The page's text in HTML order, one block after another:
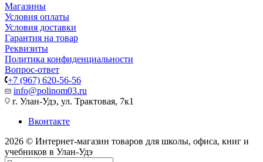
Магазины
Условия оплаты
Условия доставки
Гарантия на товар
Реквизиты
Политика конфиденциальности
Вопрос-ответ
+7 (967) 620-56-56
info@polinom03.ru
г. Улан-Удэ, ул. Трактовая, 7к1
Вконтакте
2026 © Интернет-магазин товаров для школы, офиса, книг и
учебников в Улан-Удэ